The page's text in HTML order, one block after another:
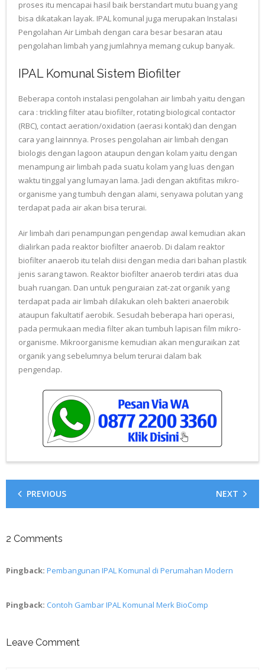
proses itu mencapai hasil baik berstandart mutu buang yang
bisa dikatakan layak. IPAL komunal juga merupakan Instalasi
Pengolahan Air Limbah dengan cara besar besaran atau
pengolahan limbah yang jumlahnya memang cukup banyak.
IPAL Komunal Sistem Biofilter
Beberapa contoh instalasi pengolahan air limbah yaitu dengan
cara : trickling filter atau biofilter, rotating biological contactor
(RBC), contact aeration/oxidation (aerasi kontak) dan dengan
cara yang lainnnya. Proses pengolahan air limbah dengan
biologis dengan lagoon ataupun dengan kolam yaitu dengan
menampung air limbah pada suatu kolam yang luas dengan
waktu tinggal yang lumayan lama. Jadi dengan aktifitas mikro-
organisme yang tumbuh dengan alami, senyawa polutan yang
terdapat pada air akan bisa terurai.
Air limbah dari penampungan pengendap awal kemudian akan
dialirkan pada reaktor biofilter anaerob. Di dalam reaktor
biofilter anaerob itu telah diisi dengan media dari bahan plastik
jenis sarang tawon. Reaktor biofilter anaerob terdiri atas dua
buah ruangan. Dan untuk penguraian zat-zat organik yang
terdapat pada air limbah dilakukan oleh bakteri anaerobik
ataupun fakultatif aerobik. Sesudah beberapa hari operasi,
pada permukaan media filter akan tumbuh lapisan film mikro-
organisme. Mikroorganisme kemudian akan menguraikan zat
organik yang sebelumnya belum terurai dalam bak
pengendap.
PREVIOUS NEXT
2 Comments
Pingback: Pembangunan IPAL Komunal di Perumahan Modern
Pingback: Contoh Gambar IPAL Komunal Merk BioComp
Leave Comment